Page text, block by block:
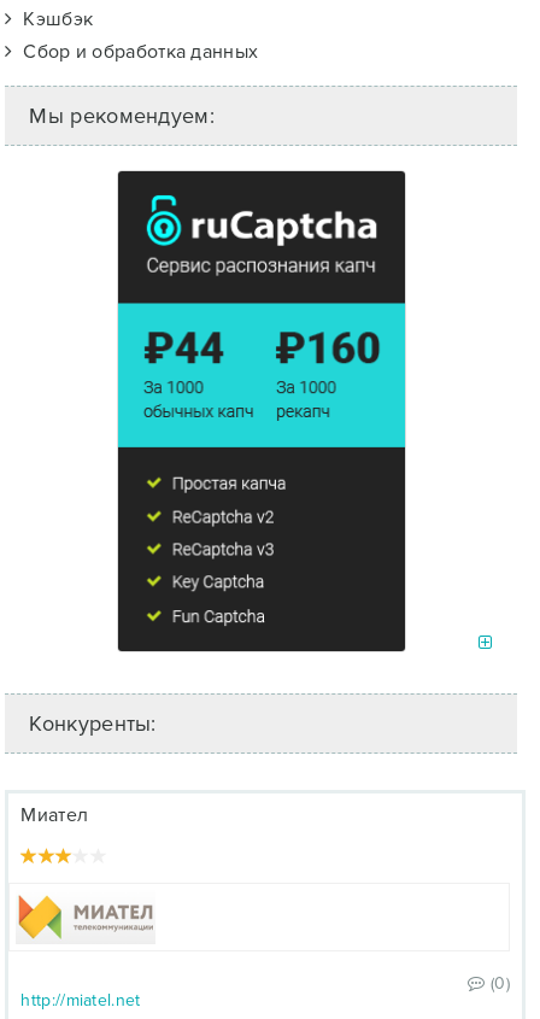
Кэшбэк
Сбор и обработка данных
Мы рекомендуем:
Конкуренты:
Миател
(0)
http://miatel.net